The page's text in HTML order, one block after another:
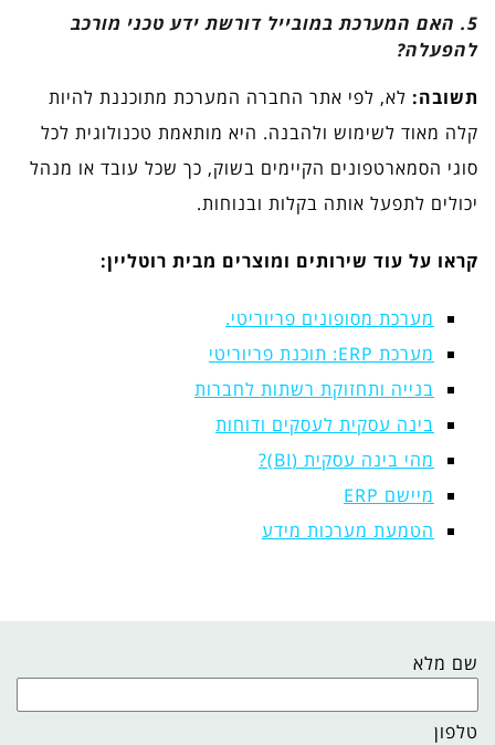
5. האם המערכת במובייל דורשת ידע טכני מורכב
להפעלה?
תשובה: לא, לפי אתר החברה המערכת מתוכננת להיות
קלה מאוד לשימוש ולהבנה. היא מותאמת טכנולוגית לכל
סוגי הסמארטפונים הקיימים בשוק, כך שכל עובד או מנהל
יכולים לתפעל אותה בקלות ובנוחות.
קראו על עוד שירותים ומוצרים מבית רוטליין:
מערכת מסופונים פריוריטי.
מערכת ERP: תוכנת פריוריטי
בנייה ותחזוקת רשתות לחברות
בינה עסקית לעסקים ודוחות
מהי בינה עסקית (BI)?
מיישם ERP
הטמעת מערכות מידע
שם מלא
טלפון